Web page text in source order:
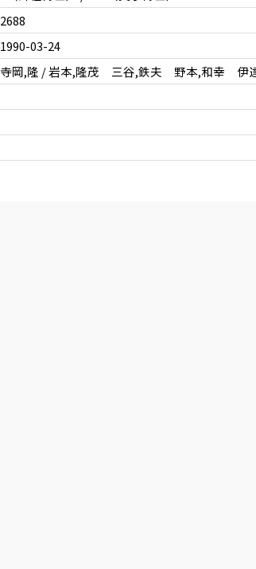
2688
1990-03-24
寺岡,隆 / 岩本,隆茂 三谷,鉄夫 野本,和幸 伊